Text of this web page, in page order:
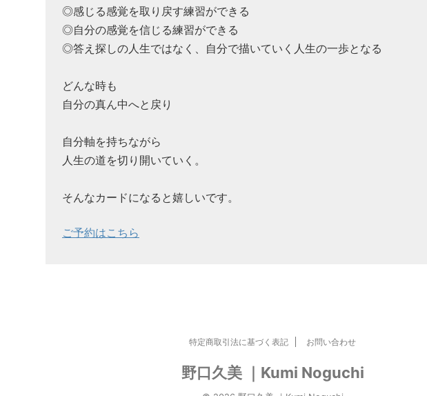
◎感じる感覚を取り戻す練習ができる
◎自分の感覚を信じる練習ができる
◎答え探しの人生ではなく、自分で描いていく人生の一歩となる
どんな時も
自分の真ん中へと戻り
自分軸を持ちながら
人生の道を切り開いていく。
そんなカードになると嬉しいです。
ご予約はこちら
特定商取引法に基づく表記 お問い合わせ
野口久美 ｜Kumi Noguchi